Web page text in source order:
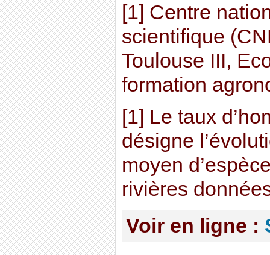
[1] Centre
scientifique
Toulouse III,
formation
[1] Le taux
désigne
moyen
rivières
Voir en ligne :